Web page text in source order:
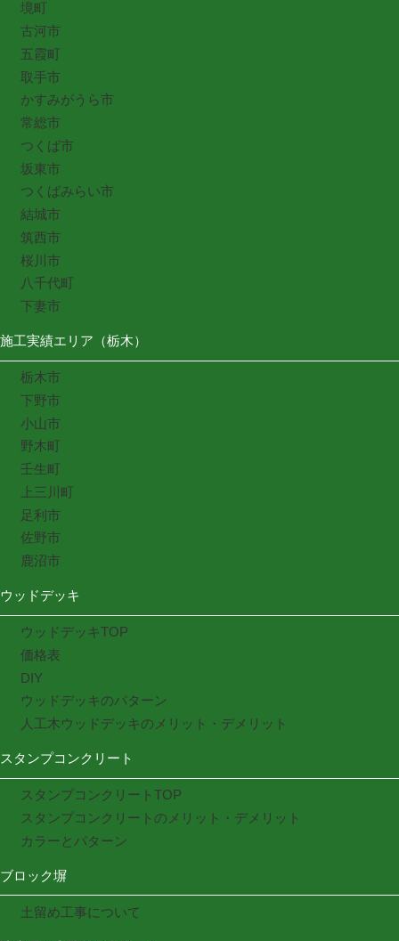
境町
古河市
五霞町
取手市
かすみがうら市
常総市
つくば市
坂東市
つくばみらい市
結城市
筑西市
桜川市
八千代町
下妻市
施工実績エリア（栃木）
栃木市
下野市
小山市
野木町
壬生町
上三川町
足利市
佐野市
鹿沼市
ウッドデッキ
ウッドデッキTOP
価格表
DIY
ウッドデッキのパターン
人工木ウッドデッキのメリット・デメリット
スタンプコンクリート
スタンプコンクリートTOP
スタンプコンクリートのメリット・デメリット
カラーとパターン
ブロック塀
土留め工事について